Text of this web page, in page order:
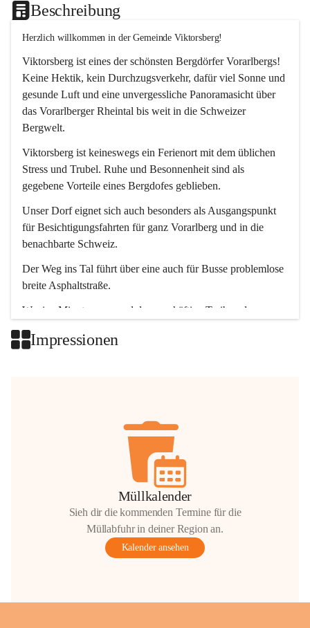
Beschreibung
Herzlich willkommen in der Gemeinde Viktorsberg!
Viktorsberg ist eines der schönsten Bergdörfer Vorarlbergs!
Keine Hektik, kein Durchzugsverkehr, dafür viel Sonne und
gesunde Luft und eine unvergessliche Panoramasicht über
das Vorarlberger Rheintal bis weit in die Schweizer
Bergwelt.
Viktorsberg ist keineswegs ein Ferienort mit dem üblichen
Stress und Trubel. Ruhe und Besonnenheit sind als
gegebene Vorteile eines Bergdofes geblieben.
Unser Dorf eignet sich auch besonders als Ausgangspunkt
für Besichtigungsfahrten für ganz Vorarlberg und in die
benachbarte Schweiz.
Der Weg ins Tal führt über eine auch für Busse problemlose
breite Asphaltstraße.
Wenige Minuten nur, und das geschäftige Treiben der
Impressionen
Müllkalender
Sieh dir die kommenden Termine für die
Müllabfuhr in deiner Region an.
Kalender ansehen